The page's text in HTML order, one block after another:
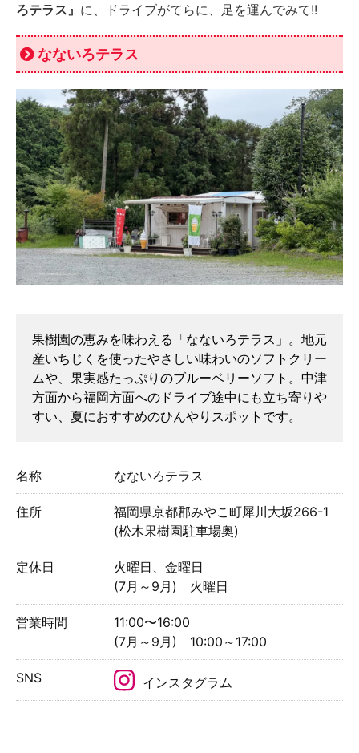
ろテラス』 に、ドライブがてらに、足を運んでみて!!
なないろテラス
果樹園の恵みを味わえる「なないろテラス」。地元
産いちじくを使ったやさしい味わいのソフトクリー
ムや、果実感たっぷりのブルーベリーソフト。中津
方面から福岡方面へのドライブ途中にも立ち寄りや
すい、夏におすすめのひんやりスポットです。
名称 なないろテラス
住所
福岡県京都郡みやこ町犀川大坂266-1
(松木果樹園駐車場奥)
定休日
火曜日、金曜日
(7月～9月) 火曜日
営業時間
11:00〜16:00
(7月～9月) 10:00～17:00
SNS インスタグラム